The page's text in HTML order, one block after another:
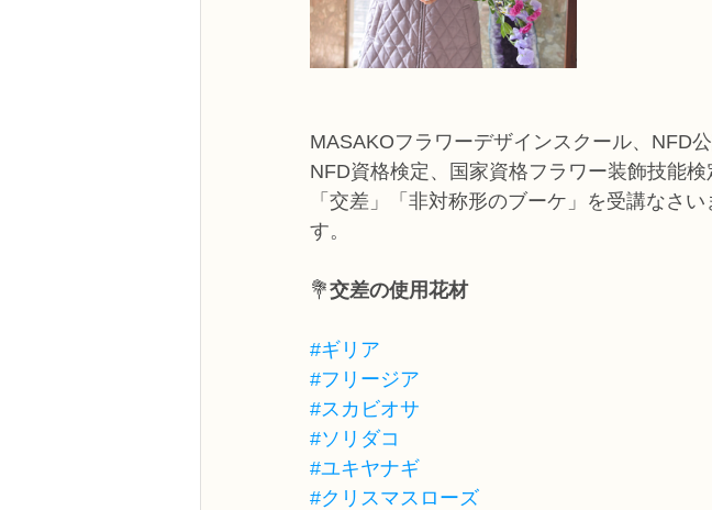
MASAKOフラワーデザインスクール、NFD公
NFD資格検定、国家資格フラワー装飾技能
「交差」「非対称形のブーケ」を受講なさ
す。
💐交差の使用花材
#ギリア
#フリージア
#スカビオサ
#ソリダコ
#ユキヤナギ
#クリスマスローズ